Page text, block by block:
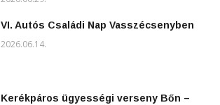
VI. Autós Családi Nap Vasszécsenyben
2026.06.14.
Kerékpáros ügyességi verseny Bőn –